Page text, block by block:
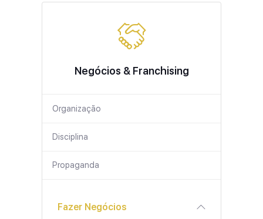
Negócios & Franchising
Organização
Disciplina
Propaganda
Fazer Negócios